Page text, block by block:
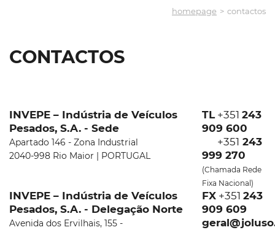
homepage contactos
CONTACTOS
INVEPE – Indústria de Veículos
Pesados, S.A. - Sede
Apartado 146 - Zona Industrial
2040-998 Rio Maior | PORTUGAL
INVEPE – Indústria de Veículos
Pesados, S.A. - Delegação Norte
Avenida dos Ervilhais, 155 -
TL+351 243
909 600
+351 243
999 270
(Chamada Rede
Fixa Nacional)
FX+351 243
909 609